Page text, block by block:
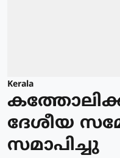
Kerala
ദേശീയ
സമാപിച്ചു